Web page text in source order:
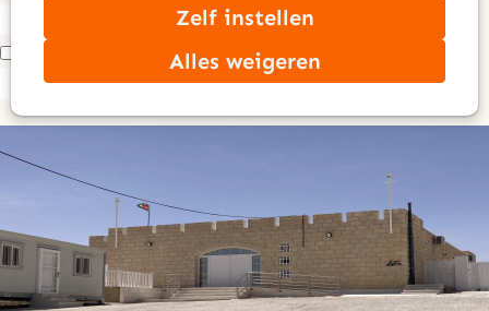
Zelf instellen
Alles weigeren
Afrika
Azië
Zuid-Amerika